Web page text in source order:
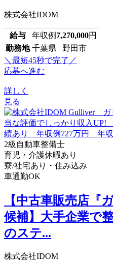
株式会社IDOM
給与 年収例 7,270,000円
勤務地 千葉県 野田市
＼最短45秒で完了／
応募へ進む
詳しく
見る
2級自動車整備士
育児・介護休暇あり
寮/社宅あり・住み込み
車通勤OK
【中古車販売店『
候補】大手企業で
のステ...
株式会社IDOM